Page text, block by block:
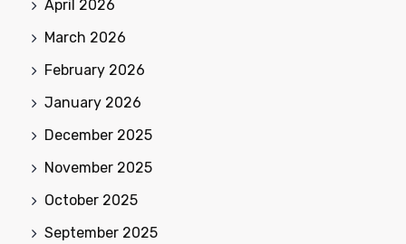
April 2026
March 2026
February 2026
January 2026
December 2025
November 2025
October 2025
September 2025